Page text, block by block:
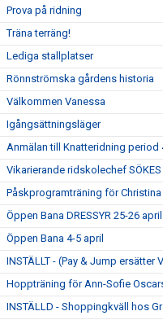
Prova på ridning
Träna terräng!
Lediga stallplatser
Rönnströmska gårdens historia
Välkommen Vanessa
Igångsättningsläger
Anmälan till Knatteridning period
Vikarierande ridskolechef SÖKES
Påskprogramträning för Christina
Öppen Bana DRESSYR 25-26 april
Öppen Bana 4-5 april
INSTÄLLT - (Pay & Jump ersätter
Hoppträning för Ann-Sofie
INSTÄLLD - Shoppingkväll hos